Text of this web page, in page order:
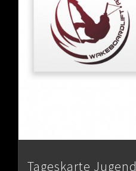
Tageskarte Jugend